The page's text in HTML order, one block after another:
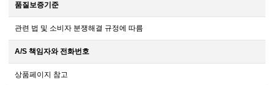
품질보증기준
관련 법 및 소비자 분쟁해결 규정에 따름
A/S 책임자와 전화번호
상품페이지 참고